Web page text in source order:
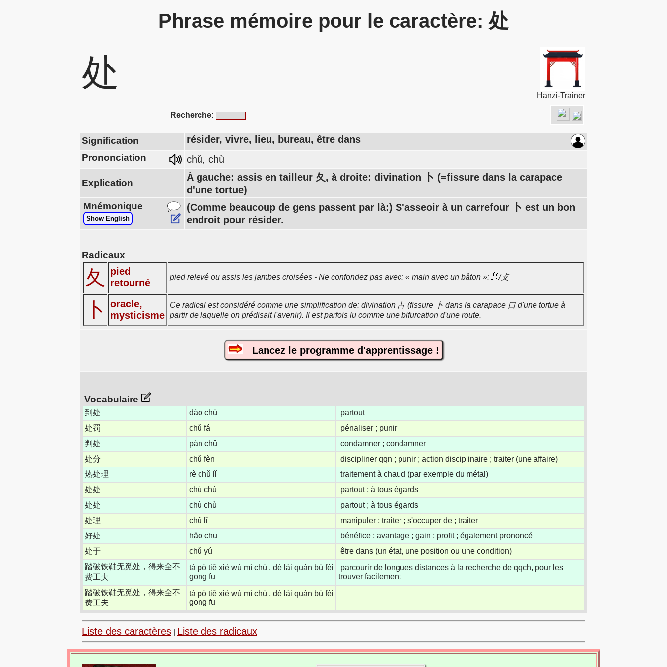
Phrase mémoire pour le caractère: 处
处
Hanzi-Trainer
Recherche:
Signification résider, vivre, lieu, bureau, être dans
Prononciation chǔ, chù
Explication
À gauche: assis en tailleur 夂, à droite: divination 卜 (=fissure dans la carapace
d'une tortue)
Mnémonique
Show English
(Comme beaucoup de gens passent par là:) S'asseoir à un carrefour 卜 est un bon
endroit pour résider.
Radicaux
夂
pied
retourné
pied relevé ou assis les jambes croisées - Ne confondez pas avec: « main avec un bâton »: /攴
卜
oracle,
mysticisme
Ce radical est considéré comme une simplification de: divination 占 (fissure 卜 dans la carapace 口 d'une tortue à
partir de laquelle on prédisait l'avenir). Il est parfois lu comme une bifurcation d'une route.
Lancez le programme d'apprentissage !
Vocabulaire
到处 dào chù
partout
处罚
chǔ fá
pénaliser ; punir
判处
pàn chǔ
condamner ; condamner
处分
chǔ fèn
discipliner qqn ; punir ; action disciplinaire ; traiter (une affaire)
热处理
rè chǔ lǐ
traitement à chaud (par exemple du métal)
处处
chù chù
partout ; à tous égards
处处
chù chù
partout ; à tous égards
处理
chǔ lǐ
manipuler ; traiter ; s'occuper de ; traiter
好处
hǎo chu
bénéfice ; avantage ; gain ; profit ; également prononcé
处于
chǔ yú
être dans (un état, une position ou une condition)
踏破铁鞋无觅处，得来全不
费工夫
tà pò tiě xié wú mì chù , dé lái quán bù fèi
gōng fu
parcourir de longues distances à la recherche de qqch, pour les
trouver facilement
踏破铁鞋无觅处，得来全不
费工夫
tà pò tiě xié wú mì chù , dé lái quán bù fèi
gōng fu
Liste des caractères Liste des radicaux